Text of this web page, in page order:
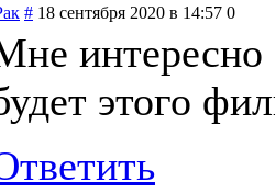
# 18 сентября 2020 в 14:57 0
этого